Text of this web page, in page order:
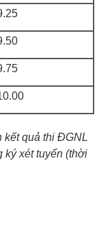
kết quả thi ĐGNL
ký xét tuyển (thời